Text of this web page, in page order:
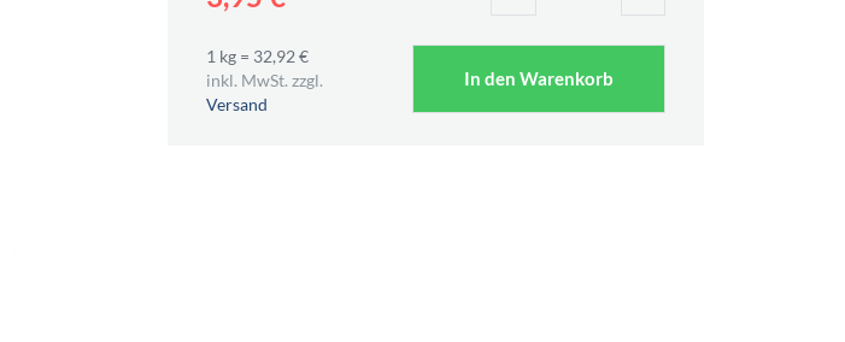
1 kg = 32,92 €
inkl. MwSt. zzgl.
Versand
In den Warenkorb